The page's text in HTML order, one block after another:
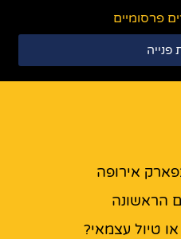
פרסומיים
פנייה
אירופה
הראשונה
טיול עצמאי?